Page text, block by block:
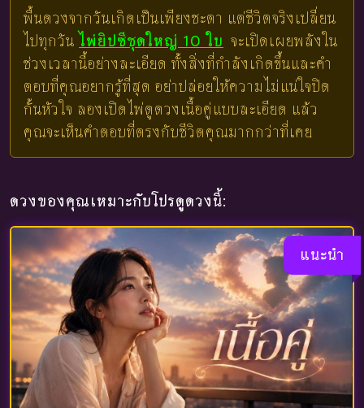
พื้นดวงจากวันเกิดเป็นเพียงชะตา แต่ชีวิตจริงเปลี่ยน
ไปทุกวัน ไพ่ยิปซีชุดใหญ่ 10 ใบ จะเปิดเผยพลังใน
ช่วงเวลานี้อย่างละเอียด ทั้งสิ่งที่กำลังเกิดขึ้นและคำ
ตอบที่คุณอยากรู้ที่สุด อย่าปล่อยให้ความไม่แน่ใจปิด
กั้นหัวใจ ลองเปิดไพ่ดูดวงเนื้อคู่แบบละเอียด แล้ว
คุณจะเห็นคำตอบที่ตรงกับชีวิตคุณมากกว่าที่เคย
ดวงของคุณเหมาะกับโปรดูดวงนี้:
แนะนำ